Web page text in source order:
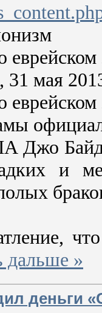
31 мая
Джо
и
дальше »
деньги